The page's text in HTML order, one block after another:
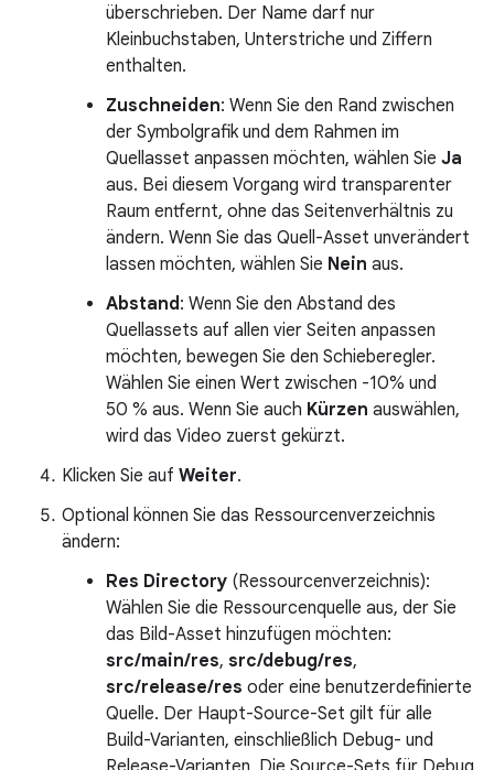
überschrieben. Der Name darf nur
Kleinbuchstaben, Unterstriche und Ziffern
enthalten.
Zuschneiden: Wenn Sie den Rand zwischen
der Symbolgrafik und dem Rahmen im
Quellasset anpassen möchten, wählen Sie Ja
aus. Bei diesem Vorgang wird transparenter
Raum entfernt, ohne das Seitenverhältnis zu
ändern. Wenn Sie das Quell-Asset unverändert
lassen möchten, wählen Sie Nein aus.
Abstand : Wenn Sie den Abstand des
Quellassets auf allen vier Seiten anpassen
möchten, bewegen Sie den Schieberegler.
Wählen Sie einen Wert zwischen -10% und
50 % aus. Wenn Sie auch Kürzen auswählen,
wird das Video zuerst gekürzt.
Klicken Sie auf Weiter.
Optional können Sie das Ressourcenverzeichnis
ändern:
Res Directory (Ressourcenverzeichnis):
Wählen Sie die Ressourcenquelle aus, der Sie
das Bild-Asset hinzufügen möchten:
src/main/res, src/debug/res,
src/release/res oder eine benutzerdefinierte
Quelle. Der Haupt-Source-Set gilt für alle
Build-Varianten, einschließlich Debug- und